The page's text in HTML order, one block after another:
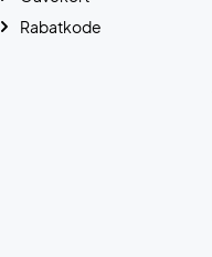
Rabatkode